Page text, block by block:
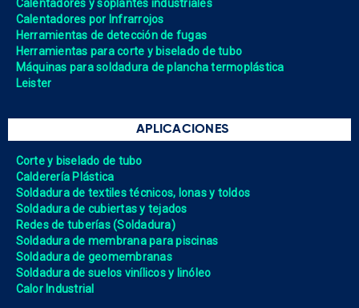
Calentadores y soplantes industriales
Calentadores por Infrarrojos
Herramientas de detección de fugas
Herramientas para corte y biselado de tubo
Máquinas para soldadura de plancha termoplástica
Leister
APLICACIONES
Corte y biselado de tubo
Calderería Plástica
Soldadura de textiles técnicos, lonas y toldos
Soldadura de cubiertas y tejados
Redes de tuberías (Soldadura)
Soldadura de membrana para piscinas
Soldadura de geomembranas
Soldadura de suelos vinílicos y linóleo
Calor Industrial